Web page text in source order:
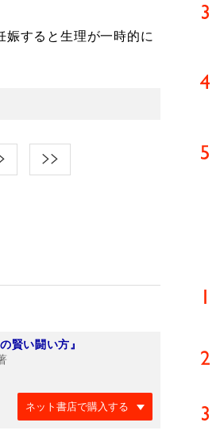
娠すると生理が一時的に
賢い闘い方』
ネット書店で購入する